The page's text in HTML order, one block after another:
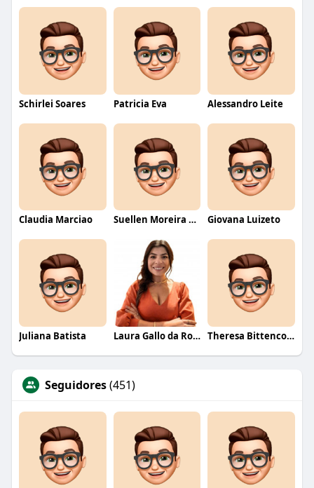
Schirlei Soares Patricia Eva Alessandro Leite
Claudia Marciao Suellen Moreira Parente de Oliveira Giovana Luizeto
Juliana Batista Laura Gallo da Rosa Theresa Bittencourt
Seguidores(451)